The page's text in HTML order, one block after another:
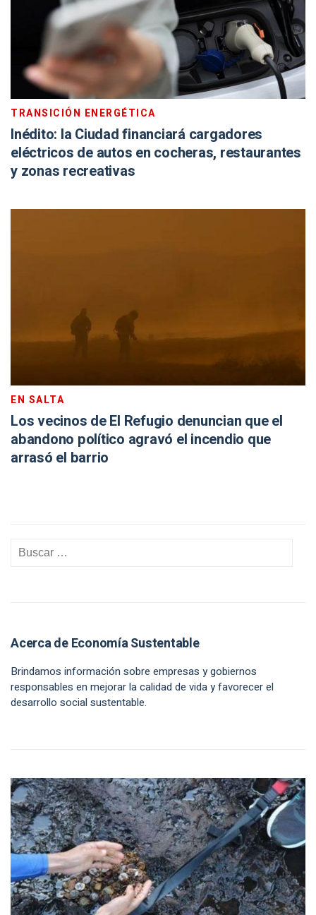
TRANSICIÓN ENERGÉTICA
Inédito: la Ciudad financiará cargadores
eléctricos de autos en cocheras, restaurantes
y zonas recreativas
EN SALTA
Los vecinos de El Refugio denuncian que el
abandono político agravó el incendio que
arrasó el barrio
Acerca de Economía Sustentable
Brindamos información sobre empresas y gobiernos
responsables en mejorar la calidad de vida y favorecer el
desarrollo social sustentable.